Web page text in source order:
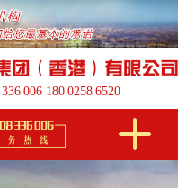
336 006 180 0258 6520